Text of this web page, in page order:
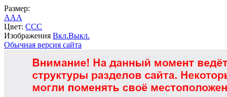
Размер:
AAA
Цвет: CCC
Изображения Вкл.Выкл.
Обычная версия сайта